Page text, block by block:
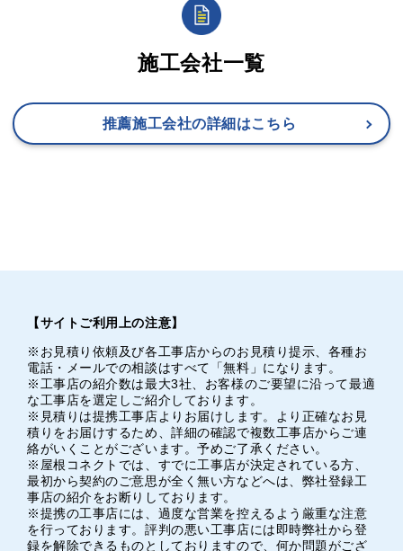
施工会社一覧
推薦施工会社の詳細はこちら
【サイトご利用上の注意】
※お見積り依頼及び各工事店からのお見積り提示、各種お
電話・メールでの相談はすべて「無料」になります。
※工事店の紹介数は最大3社、お客様のご要望に沿って最適
な工事店を選定しご紹介しております。
※見積りは提携工事店よりお届けします。より正確なお見
積りをお届けするため、詳細の確認で複数工事店からご連
絡がいくことがございます。予めご了承ください。
※屋根コネクトでは、すでに工事店が決定されている方、
最初から契約のご意思が全く無い方などへは、弊社登録工
事店の紹介をお断りしております。
※提携の工事店には、過度な営業を控えるよう厳重な注意
を行っております。評判の悪い工事店には即時弊社から登
録を解除できるものとしておりますので、何か問題がござ